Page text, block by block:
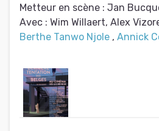
Metteur en scène : Jan
Avec : Wim Willaert, Alex
Berthe Tanwo Njole , Annick